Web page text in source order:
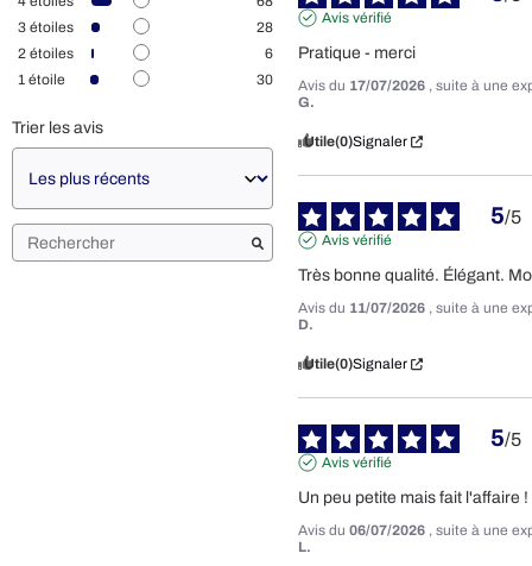
3 étoiles
28
2 étoiles
6
1 étoile 30
Trier les avis
Avis vérifié
Pratique - merci
Avis du 17/07/2026 , suite à une
G.
Utile(0)Signaler
5/5
Avis vérifié
Très bonne qualité. Élégant.
Avis du 11/07/2026 , suite à une
D.
Utile(0)Signaler
5/5
Avis vérifié
Un peu petite mais fait l'affaire !
Avis du 06/07/2026 , suite à une
L.